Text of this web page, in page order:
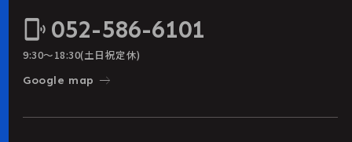
phonelink_ring 052-586-6101
9:30〜18:30(土日祝定休)
Google map east